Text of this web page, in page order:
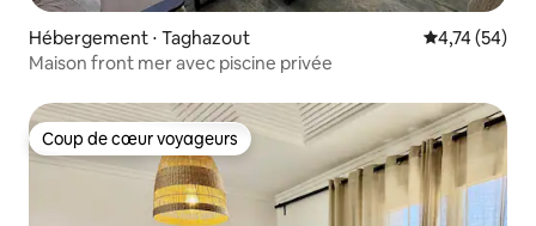
Hébergement ⋅ Taghazout Évaluation
4,74 (54)
Maison front mer avec piscine privée
Coup de cœur voyageurs
Coup de cœur voyageurs